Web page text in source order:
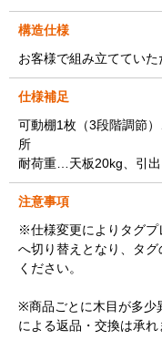
構造仕様
お客様で組み立てていた
仕様補足
可動棚1枚（3段階調節
所
耐荷重…天板20kg、引
注意事項
※仕様変更によりタグプ
へ切り替えとなり、タ
ください。
※商品ごとに木目が多少
による返品・交換は承れ